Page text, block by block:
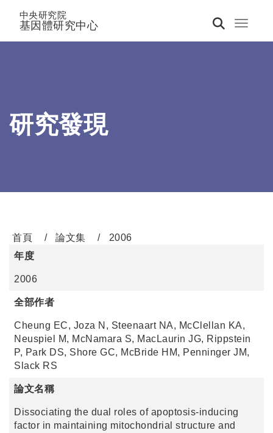
Toggle
中央研究院
基因體研究中心
研究發現
首頁 論文集
2006
年度
2006
全部作者
Cheung EC, Joza N, Steenaart NA, McClellan KA,
Neuspiel M, McNamara S, MacLaurin JG, Rippstein
P, Park DS, Shore GC, McBride HM, Penninger JM,
Slack RS
論文名稱
Dissociating the dual roles of apoptosis-inducing
factor in maintaining mitochondrial structure and